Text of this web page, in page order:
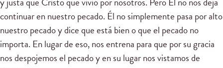
continuar en nuestro pecado. Él no simplemente pasa por alto
nuestro pecado y dice que está bien o que el pecado no
importa. En lugar de eso, nos entrena para que por su gracia
nos despojemos el pecado y en su lugar nos vistamos de